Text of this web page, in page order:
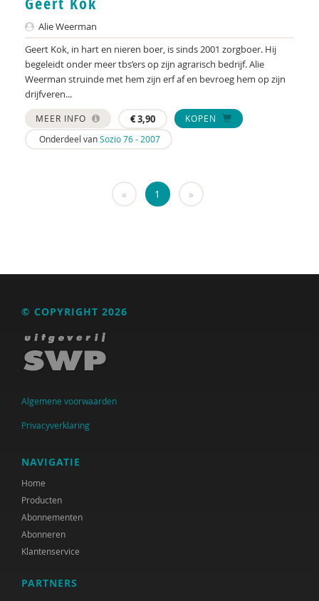
Ernst Bouweriks
Tineke Bouwes
Huub Braam
Ype Brada
Margriet Braun
Marco Brok
Jaap Buitink
Dorien Claessen
Heleen Crul
Gioi D’Innocenzo
Alie Weerman
Geert Kok, in hart en nieren boer, is sinds 2001 zorgboer. Hij
begeleidt onder meer tbs’ers op zijn agrarisch bedrijf. Alie
Weerman struinde met hem zijn erf af en bevroeg hem op zijn
drijfveren...
MEER INFO €3,90
KOPEN
Onderdeel vanSozio 76 - 2007
« 1 »
© COPYRIGHT 2026
Algemene voorwaarden
Privacyverklaring
NAVIGATIE
Home
Producten
Abonnementen
Abonneren
Klantenservice
PARTNERS